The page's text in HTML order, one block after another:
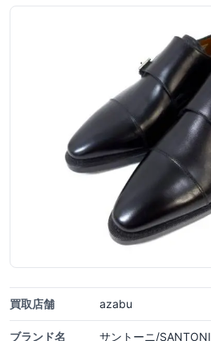
買取店舗 azabu
ブランド名 サントーニ/SANTONI